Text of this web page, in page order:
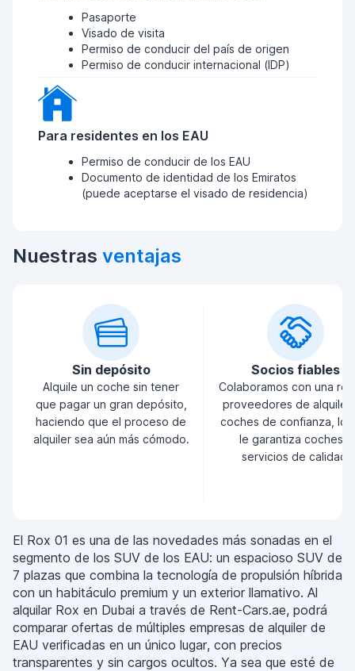
Pasaporte
Visado de visita
Permiso de conducir del país de origen
Permiso de conducir internacional (IDP)
Para residentes en los EAU
Permiso de conducir de los EAU
Documento de identidad de los Emiratos
(puede aceptarse el visado de residencia)
Nuestras ventajas
Sin depósito
Alquile un coche sin tener
que pagar un gran depósito,
haciendo que el proceso de
alquiler sea aún más cómodo.
Socios fiables
Colaboramos con una
proveedores de alquiler
coches de confianza, lo
le garantiza coches y
servicios de calidad.
El Rox 01 es una de las novedades más sonadas en el
segmento de los SUV de los EAU: un espacioso SUV de
7 plazas que combina la tecnología de propulsión híbrida
con un habitáculo premium y un exterior llamativo. Al
alquilar Rox en Dubai a través de Rent-Cars.ae, podrá
comparar ofertas de múltiples empresas de alquiler de
EAU verificadas en un único lugar, con precios
transparentes y sin cargos ocultos. Ya sea que esté de